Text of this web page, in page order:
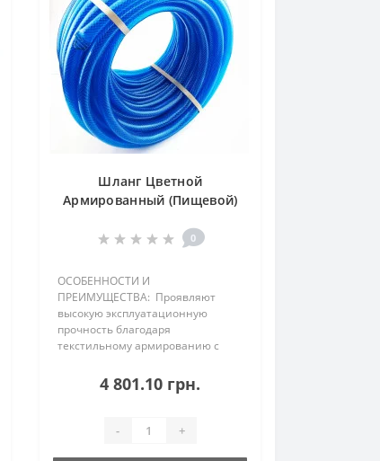
Шланг Цветной
Армированный (Пищевой)
0
ОСОБЕННОСТИ И
ПРЕИМУЩЕСТВА: Проявляют
высокую эксплуатационную
прочность благодаря
текстильному армированию с
Эластичный Экологичный
УЧАСТКИ ИСПОЛЬЗОВАНИЯ:
Строительные пло..
4 801.10 грн.
- +